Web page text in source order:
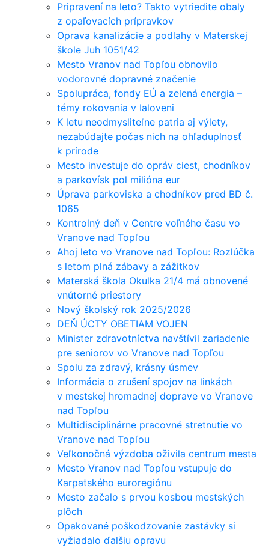
Pripravení na leto? Takto vytriedite obaly
z opaľovacích prípravkov
Oprava kanalizácie a podlahy v Materskej
škole Juh 1051/42
Mesto Vranov nad Topľou obnovilo
vodorovné dopravné značenie
Spolupráca, fondy EÚ a zelená energia –
témy rokovania v Ialoveni
K letu neodmysliteľne patria aj výlety,
nezabúdajte počas nich na ohľaduplnosť
k prírode
Mesto investuje do opráv ciest, chodníkov
a parkovísk pol milióna eur
Úprava parkoviska a chodníkov pred BD č.
1065
Kontrolný deň v Centre voľného času vo
Vranove nad Topľou
Ahoj leto vo Vranove nad Topľou: Rozlúčka
s letom plná zábavy a zážitkov
Materská škola Okulka 21/4 má obnovené
vnútorné priestory
Nový školský rok 2025/2026
DEŇ ÚCTY OBETIAM VOJEN
Minister zdravotníctva navštívil zariadenie
pre seniorov vo Vranove nad Topľou
Spolu za zdravý, krásny úsmev
Informácia o zrušení spojov na linkách
v mestskej hromadnej doprave vo Vranove
nad Topľou
Multidisciplinárne pracovné stretnutie vo
Vranove nad Topľou
Veľkonočná výzdoba oživila centrum mesta
Mesto Vranov nad Topľou vstupuje do
Karpatského euroregiónu
Mesto začalo s prvou kosbou mestských
plôch
Opakované poškodzovanie zastávky si
vyžiadalo ďalšiu opravu